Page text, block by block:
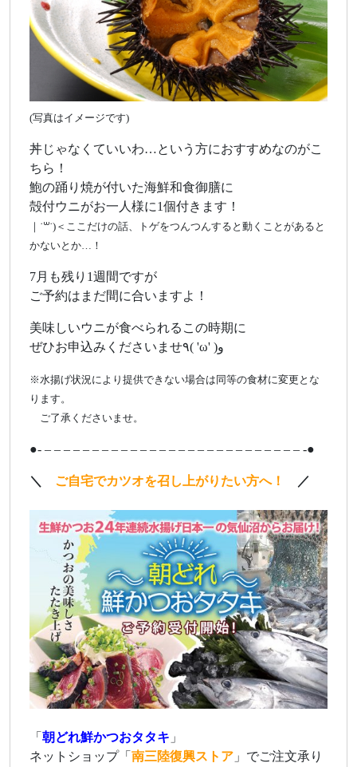
(写真はイメージです)
丼じゃなくていいわ…という方におすすめなのがこ
ちら！
鮑の踊り焼が付いた海鮮和食御膳に
殻付ウニがお一人様に1個付きます！
｜˙꒳​˙)＜ここだけの話、トゲをつんつんすると動くことがあると
かないとか…！
7月も残り1週間ですが
ご予約はまだ間に合いますよ！
美味しいウニが食べられるこの時期に
ぜひお申込みくださいませ٩( 'ω' )و
※水揚げ状況により提供できない場合は同等の食材に変更とな
ります。
ご了承くださいませ。
●- – – – – – – – – – – – – – – – – – – – – – – – – – – – -●
＼ ご自宅でカツオを召し上がりたい方へ！ ／
「 朝どれ鮮かつおタタキ 」
ネットショップ「 南三陸復興ストア 」でご注文承り